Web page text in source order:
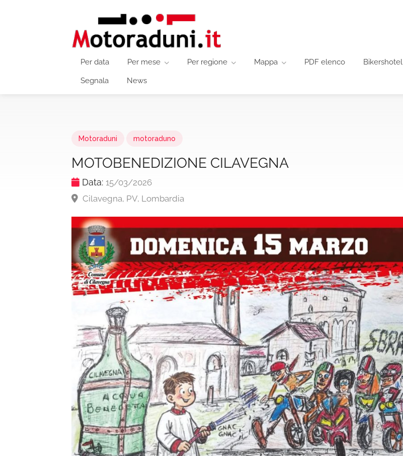
Per data Per mese Per regione Mappa PDF elenco Bikershotel
Segnala News
Motoraduni motoraduno
MOTOBENEDIZIONE CILAVEGNA
Data: 15/03/2026
Cilavegna, PV, Lombardia